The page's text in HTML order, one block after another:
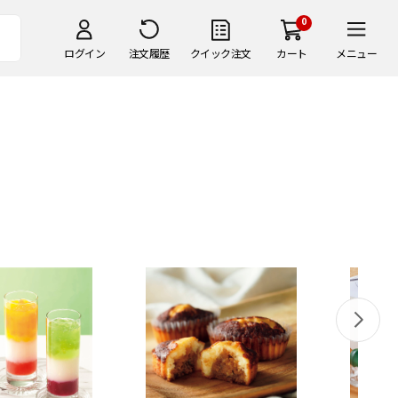
ログイン 注文履歴 クイック注文
0
カート メニュー